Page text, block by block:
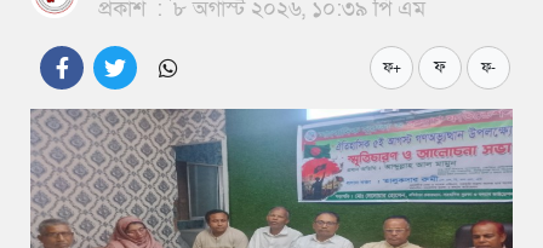
প্রকাশ : ৮ অগাস্ট ২০২৬, ১০:৩৯ পি এম
ফ+ ফ ফ-